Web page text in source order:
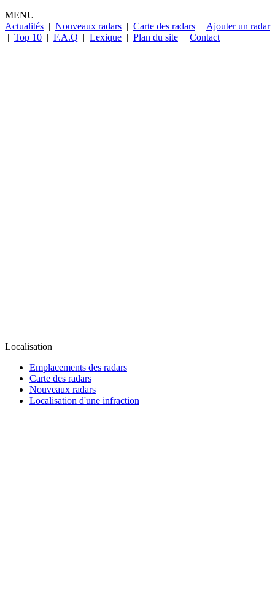
MENU
Actualités | Nouveaux radars | Carte des radars | Ajouter un radar
| Top 10 | F.A.Q | Lexique | Plan du site | Contact
Localisation
Emplacements des radars
Carte des radars
Nouveaux radars
Localisation d'une infraction